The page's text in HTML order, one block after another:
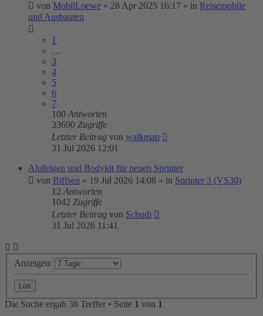
von MobilLoewe » 28 Apr 2025 16:17 » in Reisemobile
und Ausbauten
1
…
3
4
5
6
7
100 Antworten
33690 Zugriffe
Letzter Beitrag von walkman
31 Jul 2026 12:01
Alufelgen und Bodykit für neuen Sprinter
von Biffsen » 19 Jul 2026 14:08 » in Sprinter 3 (VS30)
12 Antworten
1042 Zugriffe
Letzter Beitrag von Schudi
31 Jul 2026 11:41
Anzeigen:
Die Suche ergab 38 Treffer • Seite 1 von 1